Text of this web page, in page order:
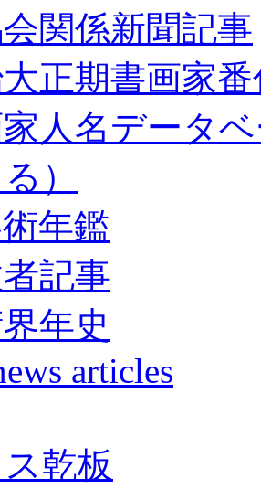
関係新聞記事
正期書画家
人名データ
）
年鑑
記事
年史
articles
乾板